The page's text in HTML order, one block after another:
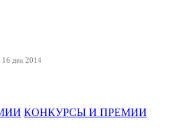
16 дек 2014
КОНКУРСЫ И ПРЕМИИ